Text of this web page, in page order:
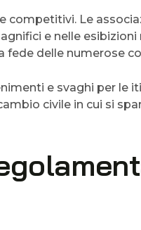
Le
e nelle
fede delle numerose
e svaghi per le
civile in cui si